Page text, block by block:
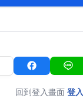
回到登入畫面 登入